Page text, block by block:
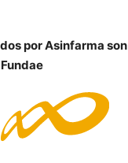
por Asinfarma son